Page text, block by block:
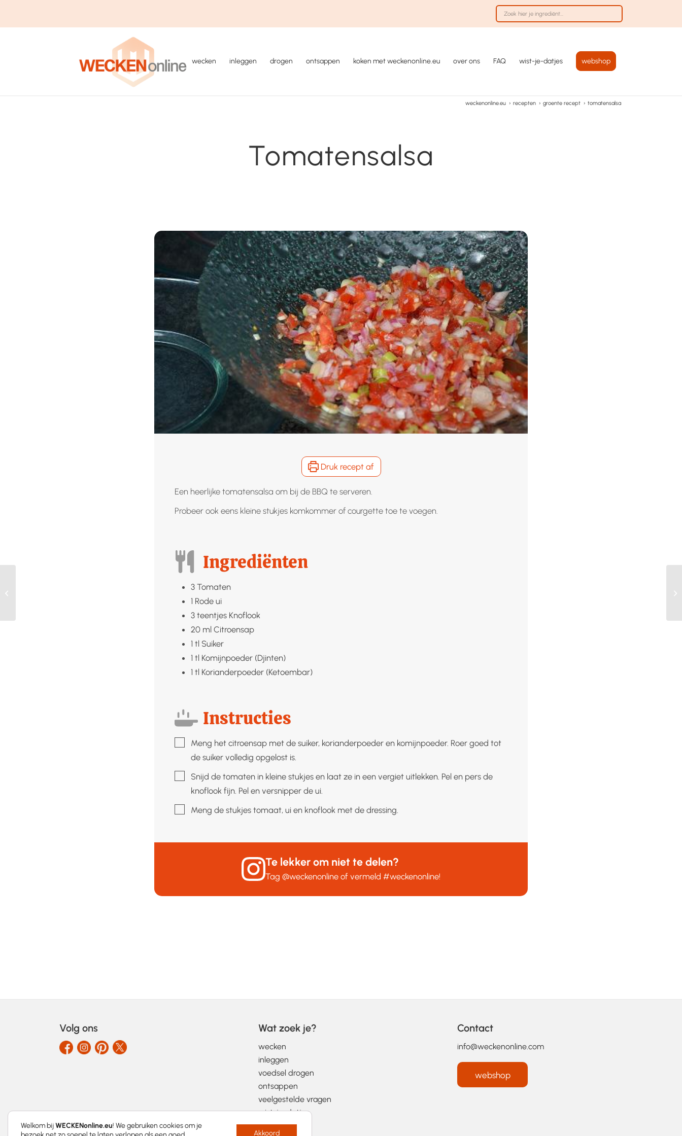
wecken inleggen drogen ontsappen koken met weckenonline.eu over ons FAQ wist-je-datjes webshop
weckenonline.eu › recepten › groente recept › tomatensalsa
Tomatensalsa
Druk recept af
Een heerlijke tomatensalsa om bij de BBQ te serveren.
Probeer ook eens kleine stukjes komkommer of courgette toe te voegen.
Ingrediënten
3 Tomaten
1 Rode ui
3 teentjes Knoflook
20 ml Citroensap
1 tl Suiker
1 tl Komijnpoeder (Djinten)
1 tl Korianderpoeder (Ketoembar)
Instructies
▢Meng het citroensap met de suiker, korianderpoeder en komijnpoeder. Roer goed tot
de suiker volledig opgelost is.
▢Snijd de tomaten in kleine stukjes en laat ze in een vergiet uitlekken. Pel en pers de
knoflook fijn. Pel en versnipper de ui.
▢Meng de stukjes tomaat, ui en knoflook met de dressing.
Te lekker om niet te delen?
Tag@weckenonline of vermeld#weckenonline!
Volg ons Wat zoek je?
wecken
inleggen
voedsel drogen
ontsappen
veelgestelde vragen
wist-je-datjes
Contact
info@weckenonline.com
webshop
Welkom bijWECKENonline.eu! We gebruiken cookies om je
Akkoord